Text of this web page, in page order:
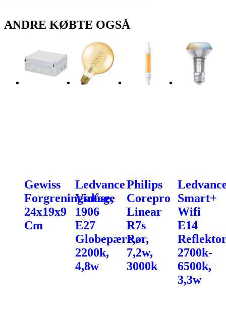
ANDRE KØBTE OGSÅ
Gewiss
Forgreningsdåse,
24x19x9
Cm
Ledvance
Vintage
1906
E27
Globepære,
2200k,
4,8w
Philips
Corepro
Linear
R7s
Rør,
7,2w,
3000k
Smart+
Wifi
E14
2700k-
6500k,
3,3w